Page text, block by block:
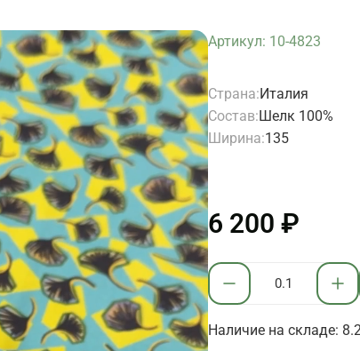
Артикул: 10-4823
Страна:Италия
Состав:Шелк 100%
Ширина:135
6 200 ₽
Наличие на складе: